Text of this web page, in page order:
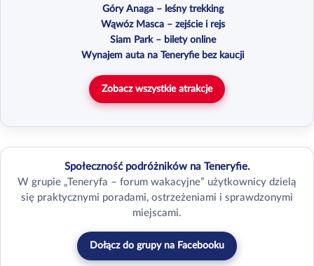
Góry Anaga – leśny trekking
Wąwóz Masca – zejście i rejs
Siam Park – bilety online
Wynajem auta na Teneryfie bez kaucji
Zobacz wszystkie atrakcje
Społeczność podróżników na Teneryfie.
W grupie „Teneryfa – forum wakacyjne” użytkownicy dzielą
się praktycznymi poradami, ostrzeżeniami i sprawdzonymi
miejscami.
Dołącz do grupy na Facebooku